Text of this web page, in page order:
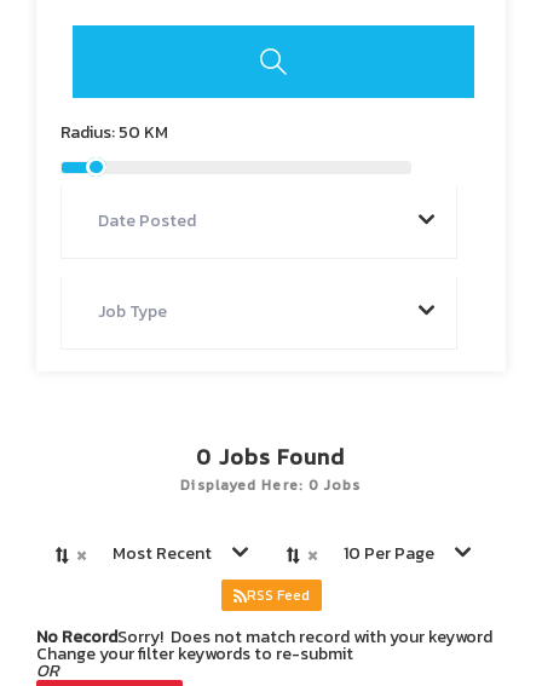
Radius:50 KM
Date Posted
Job Type
0 Jobs Found
Displayed Here: 0 Jobs
× Most Recent × 10 Per Page
RSS Feed
No RecordSorry! Does not match record with your keyword
Change your filter keywords to re-submit
OR